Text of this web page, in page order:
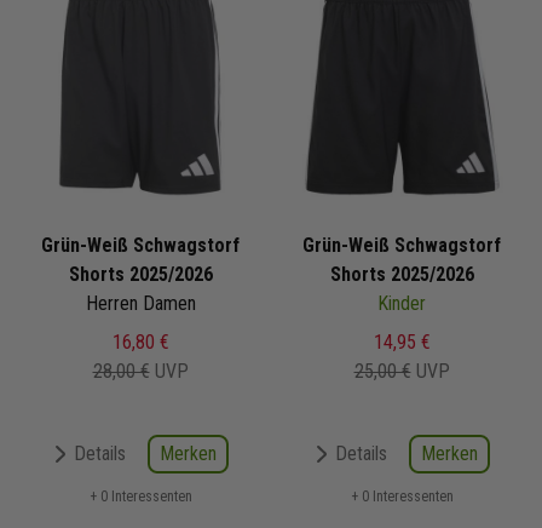
Grün-Weiß Schwagstorf
Shorts 2025/2026
Herren Damen
16,80 €
28,00 € UVP
Details Merken
+ 0 Interessenten
Grün-Weiß Schwagstorf
Shorts 2025/2026
Kinder
14,95 €
25,00 € UVP
Details Merken
+ 0 Interessenten